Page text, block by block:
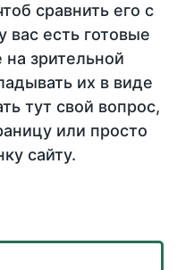
сравнить его с
есть готовые
зрительной
их в виде
тут свой вопрос,
или просто
сайту.